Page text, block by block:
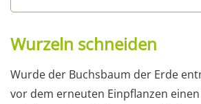
Wurzeln schneiden
Wurde der Buchsbaum der Erde
vor dem erneuten Einpflanzen